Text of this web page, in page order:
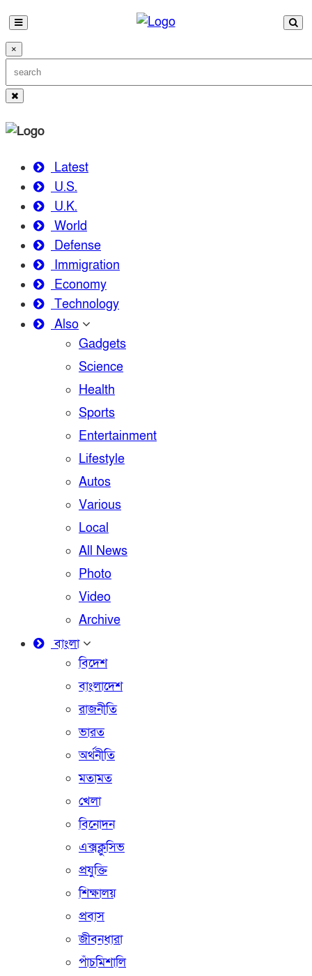
×
Latest
U.S.
U.K.
World
Defense
Immigration
Economy
Technology
Also
Gadgets
Science
Health
Sports
Entertainment
Lifestyle
Autos
Various
Local
All News
Photo
Video
Archive
বাংলা
বিদেশ
বাংলাদেশ
রাজনীতি
ভারত
অর্থনীতি
মতামত
খেলা
বিনোদন
এক্সক্লুসিভ
প্রযুক্তি
শিক্ষালয়
প্রবাস
জীবনধারা
পাঁচমিশালি